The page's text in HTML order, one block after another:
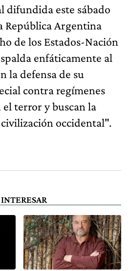
difundida este sábado
República Argentina
de los Estados-Nación
enfáticamente al
la defensa de su
contra regímenes
terror y buscan la
occidental".